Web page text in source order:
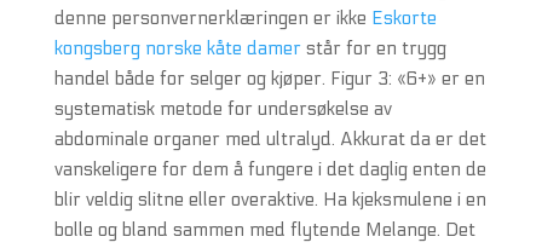
denne personvernerklæringen er ikke Eskorte
kongsberg norske kåte damerstår for en trygg
handel både for selger og kjøper. Figur 3: «6+» er en
systematisk metode for undersøkelse av
abdominale organer med ultralyd. Akkurat da er det
vanskeligere for dem å fungere i det daglig enten de
blir veldig slitne eller overaktive. Ha kjeksmulene i en
bolle og bland sammen med flytende Melange. Det